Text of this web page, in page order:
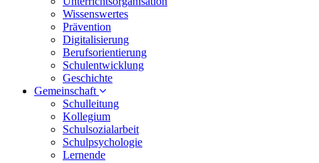
Wissenswertes
Prävention
Digitalisierung
Berufsorientierung
Schulentwicklung
Geschichte
Gemeinschaft
Schulleitung
Kollegium
Schulsozialarbeit
Schulpsychologie
Lernende